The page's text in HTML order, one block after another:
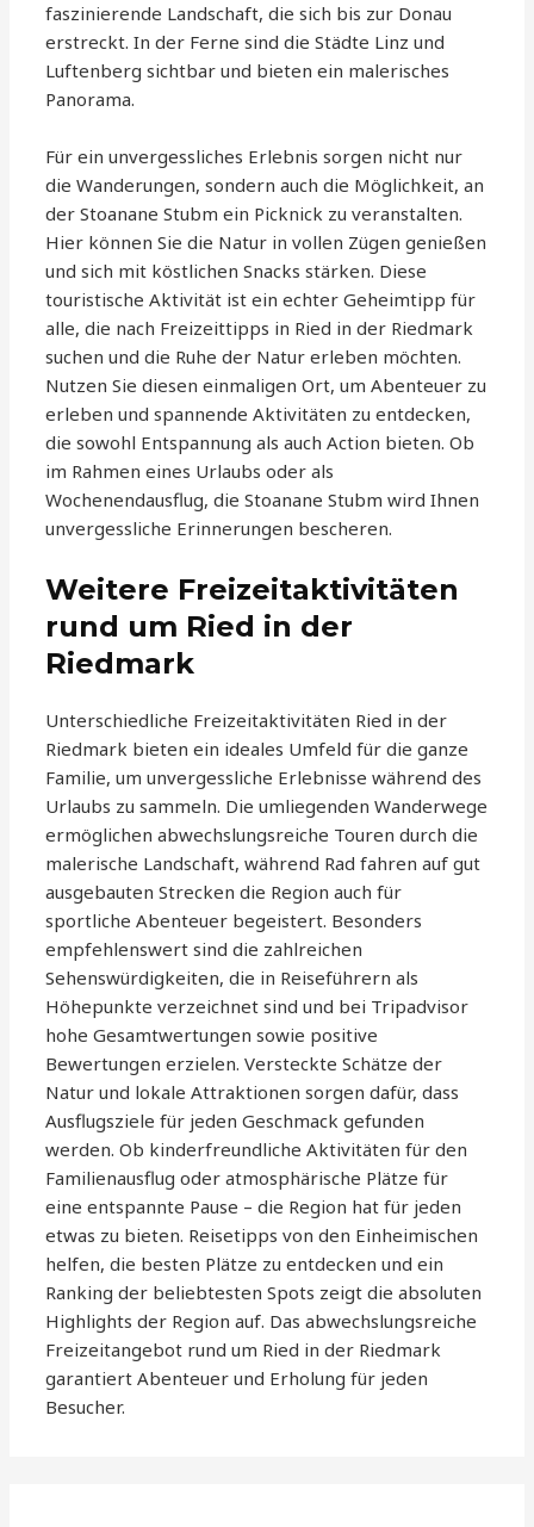
faszinierende Landschaft, die sich bis zur Donau
erstreckt. In der Ferne sind die Städte Linz und
Luftenberg sichtbar und bieten ein malerisches
Panorama.
Für ein unvergessliches Erlebnis sorgen nicht nur
die Wanderungen, sondern auch die Möglichkeit, an
der Stoanane Stubm ein Picknick zu veranstalten.
Hier können Sie die Natur in vollen Zügen genießen
und sich mit köstlichen Snacks stärken. Diese
touristische Aktivität ist ein echter Geheimtipp für
alle, die nach Freizeittipps in Ried in der Riedmark
suchen und die Ruhe der Natur erleben möchten.
Nutzen Sie diesen einmaligen Ort, um Abenteuer zu
erleben und spannende Aktivitäten zu entdecken,
die sowohl Entspannung als auch Action bieten. Ob
im Rahmen eines Urlaubs oder als
Wochenendausflug, die Stoanane Stubm wird Ihnen
unvergessliche Erinnerungen bescheren.
Weitere Freizeitaktivitäten
rund um Ried in der
Riedmark
Unterschiedliche Freizeitaktivitäten Ried in der
Riedmark bieten ein ideales Umfeld für die ganze
Familie, um unvergessliche Erlebnisse während des
Urlaubs zu sammeln. Die umliegenden Wanderwege
ermöglichen abwechslungsreiche Touren durch die
malerische Landschaft, während Rad fahren auf gut
ausgebauten Strecken die Region auch für
sportliche Abenteuer begeistert. Besonders
empfehlenswert sind die zahlreichen
Sehenswürdigkeiten, die in Reiseführern als
Höhepunkte verzeichnet sind und bei Tripadvisor
hohe Gesamtwertungen sowie positive
Bewertungen erzielen. Versteckte Schätze der
Natur und lokale Attraktionen sorgen dafür, dass
Ausflugsziele für jeden Geschmack gefunden
werden. Ob kinderfreundliche Aktivitäten für den
Familienausflug oder atmosphärische Plätze für
eine entspannte Pause – die Region hat für jeden
etwas zu bieten. Reisetipps von den Einheimischen
helfen, die besten Plätze zu entdecken und ein
Ranking der beliebtesten Spots zeigt die absoluten
Highlights der Region auf. Das abwechslungsreiche
Freizeitangebot rund um Ried in der Riedmark
garantiert Abenteuer und Erholung für jeden
Besucher.